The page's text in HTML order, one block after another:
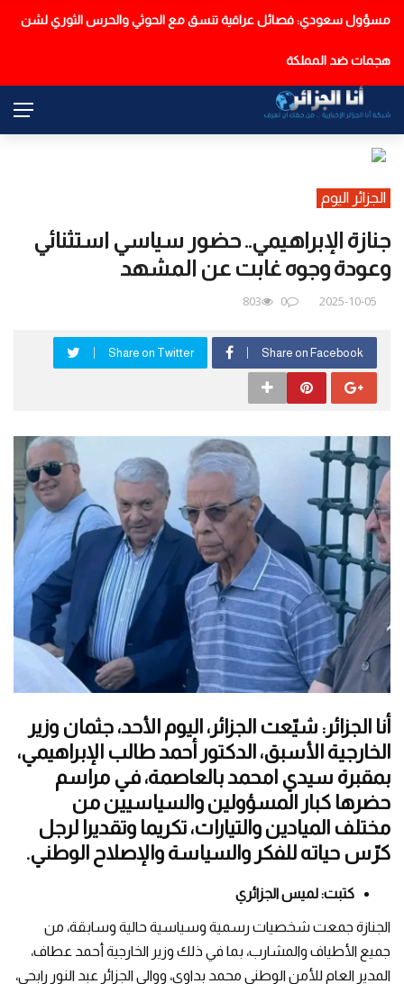
عاجل
مسؤول سعودي: فصائل عراقية تنسق مع الحوثي والحرس الثوري لشن
هجمات ضد المملكة
الجزائر اليوم
جنازة الإبراهيمي.. حضور سياسي استثنائي
وعودة وجوه غابت عن المشهد
2025-10-05
0
803
Share on Facebook
Share on Twitter
أنا الجزائر: شيّعت الجزائر، اليوم الأحد، جثمان وزير
الخارجية الأسبق، الدكتور أحمد طالب الإبراهيمي،
بمقبرة سيدي امحمد بالعاصمة، في مراسم
حضرها كبار المسؤولين والسياسيين من
مختلف الميادين والتيارات، تكريما وتقديرا لرجل
كرّس حياته للفكر والسياسة والإصلاح الوطني.
كتبت: لميس الجزائري
الجنازة جمعت شخصيات رسمية وسياسية حالية وسابقة، من
جميع الأطياف والمشارب، بما في ذلك وزير الخارجية أحمد عطاف،
المدير العام للأمن الوطني محمد بداوي، ووالي الجزائر عبد النور رابحي،